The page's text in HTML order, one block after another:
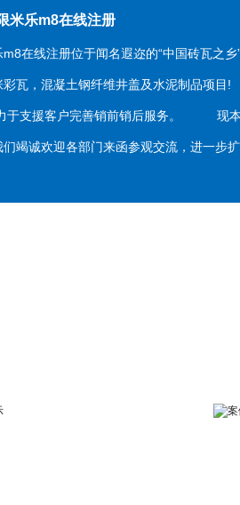
米乐m8在线注册
线注册位于闻名遐迩的“中国砖瓦之乡
彩瓦，混凝土钢纤维井盖及水泥制品项
于支援客户完善销前销后服务。 现本
们竭诚欢迎各部门来函参观交流，进一